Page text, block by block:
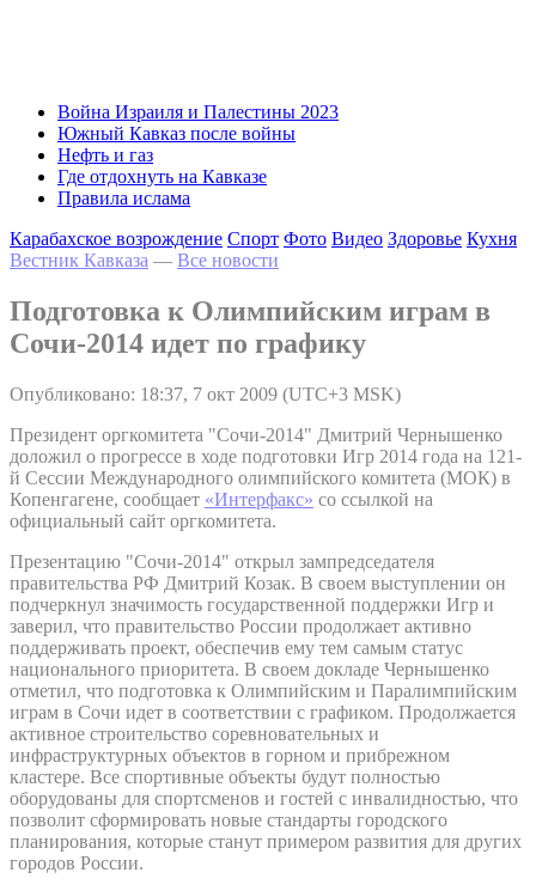
Война Израиля и Палестины 2023
Южный Кавказ после войны
Нефть и газ
Где отдохнуть на Кавказе
Правила ислама
Карабахское возрождение Спорт Фото Видео Здоровье Кухня
Вестник Кавказа — Все новости
Подготовка к Олимпийским играм в
Сочи-2014 идет по графику
Опубликовано: 18:37, 7 окт 2009 (UTC+3 MSK)
Президент оргкомитета "Сочи-2014" Дмитрий Чернышенко
доложил о прогрессе в ходе подготовки Игр 2014 года на 121-
й Сессии Международного олимпийского комитета (МОК) в
Копенгагене, сообщает «Интерфакс» со ссылкой на
официальный сайт оргкомитета.
Презентацию "Сочи-2014" открыл зампредседателя
правительства РФ Дмитрий Козак. В своем выступлении он
подчеркнул значимость государственной поддержки Игр и
заверил, что правительство России продолжает активно
поддерживать проект, обеспечив ему тем самым статус
национального приоритета. В своем докладе Чернышенко
отметил, что подготовка к Олимпийским и Паралимпийским
играм в Сочи идет в соответствии с графиком. Продолжается
активное строительство соревновательных и
инфраструктурных объектов в горном и прибрежном
кластере. Все спортивные объекты будут полностью
оборудованы для спортсменов и гостей с инвалидностью, что
позволит сформировать новые стандарты городского
планирования, которые станут примером развития для других
городов России.